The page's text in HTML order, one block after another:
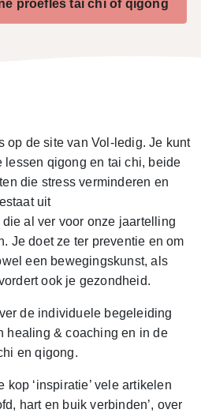
proefles tai chi of qigong
op de site van Vol-ledig. Je kunt
lessen qigong en tai chi, beide
die stress verminderen en
uit
al ver voor onze jaartelling
Je doet ze ter preventie en om
een bewegingskunst, als
ook je gezondheid.
de individuele begeleiding
healing & coaching en in de
en qigong.
kop ‘inspiratie’ vele artikelen
hart en buik verbinden’, over